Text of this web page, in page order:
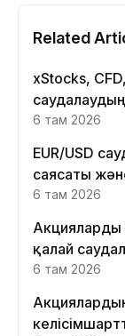
Related
xStocks,
6 там 2026
EUR/USD
саясаты
етеді
6 там 2026
Акцияларды
қалай
6 там 2026